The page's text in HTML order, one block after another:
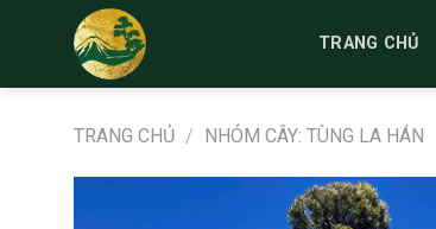
TRANG CHỦ
TRANG CHỦ / NHÓM CÂY: TÙNG LA HÁN